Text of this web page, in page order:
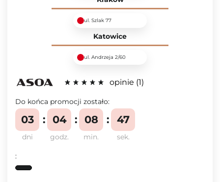
ul. Szlak 77
Katowice
ul. Andrzeja 2/60
opinie 1
Do końca promocji zostało:
dni
03
godz.
04
min.
08
sek.
46
: